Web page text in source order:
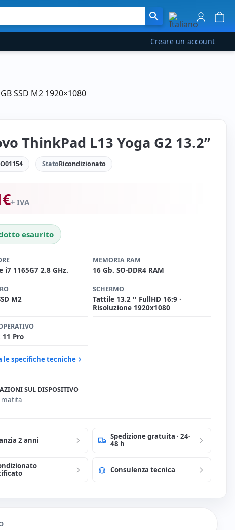
Creare un account
SSD M2 1920×1080
ThinkPad L13 Yoga G2 13.2”
StatoRicondizionato
€+ IVA
esaurito
i7 1165G7 2.8 GHz.
MEMORIA RAM
16 Gb. SO-DDR4 RAM
M2
SCHERMO
Tattile 13.2 '' FullHD 16:9 ·
Risoluzione 1920x1080
Pro
le specifiche tecniche
SUL DISPOSITIVO
2 anni
Spedizione gratuita · 24-
48 h
Consulenza tecnica